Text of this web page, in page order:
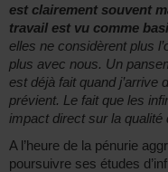
est clairement souvent
travail est vu comme
elles ne considèrent plus
plus avec nous. Un
est déjà fait quand
prévient. Le fait que les
impact direct sur la qualité
A l’heure de la pénurie
poursuivre ses études